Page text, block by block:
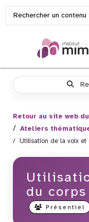
Retour au site web
Ateliers
Utilisation de la voix et
du
Présentiel